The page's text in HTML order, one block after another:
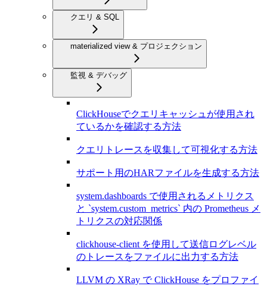
クエリ & SQL
materialized view & プロジェクション
監視 & デバッグ
ClickHouseでクエリキャッシュが使用され
ているかを確認する方法
クエリトレースを収集して可視化する方法
サポート用のHARファイルを生成する方法
system.dashboards で使用されるメトリクス
と `system.custom_metrics` 内の Prometheus メ
トリクスの対応関係
clickhouse-client を使用して送信ログレベル
のトレースをファイルに出力する方法
LLVM の XRay で ClickHouse をプロファイ